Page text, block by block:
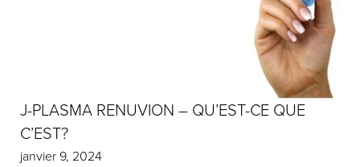
J-PLASMA RENUVION – QU’EST-CE QUE
C’EST?
janvier 9, 2024